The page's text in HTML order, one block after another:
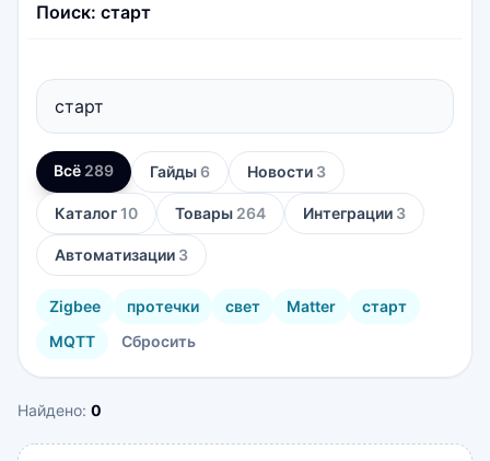
Поиск: старт
Быстрый поиск
Всё 289 Гайды6 Новости 3
Каталог10 Товары 264 Интеграции 3
Автоматизации 3
Zigbee протечки свет Matter
старт
MQTT
Сбросить
Найдено: 0